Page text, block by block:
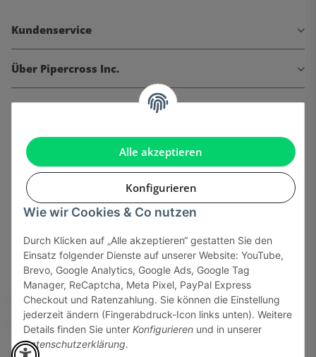
Alle akzeptieren
Konfigurieren
Wie wir Cookies & Co nutzen
Durch Klicken auf „Alle akzeptieren“ gestatten Sie den
Einsatz folgender Dienste auf unserer Website: YouTube,
Brevo, Google Analytics, Google Ads, Google Tag
Manager, ReCaptcha, Meta Pixel, PayPal Express
Checkout und Ratenzahlung. Sie können die Einstellung
jederzeit ändern (Fingerabdruck-Icon links unten). Weitere
Details finden Sie unter Konfigurieren und in unserer
Datenschutzerklärung.
Kundenservice
Über Pipercross Inc.
Informationen
Gesetzliche Informationen
Sicher bezahlen via: